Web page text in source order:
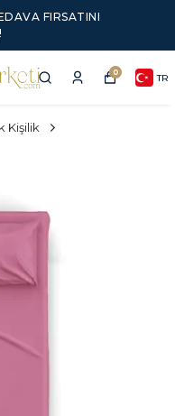
FIRSATINI
0 TR
Kişilik